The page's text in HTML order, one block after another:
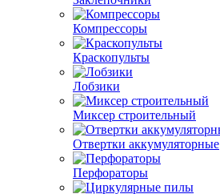
Компрессоры
Краскопульты
Лобзики
Миксер строительный
Отвертки аккумуляторные
Перфораторы